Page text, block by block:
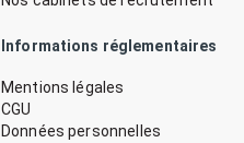
Informations réglementaires
Mentions légales
CGU
Données personnelles